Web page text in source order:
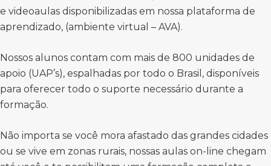
e videoaulas disponibilizadas em nossa plataforma de
aprendizado, (ambiente virtual – AVA).
Nossos alunos contam com mais de 800 unidades de
apoio (UAP’s), espalhadas por todo o Brasil, disponíveis
para oferecer todo o suporte necessário durante a
formação.
Não importa se você mora afastado das grandes cidades
ou se vive em zonas rurais, nossas aulas on-line chegam